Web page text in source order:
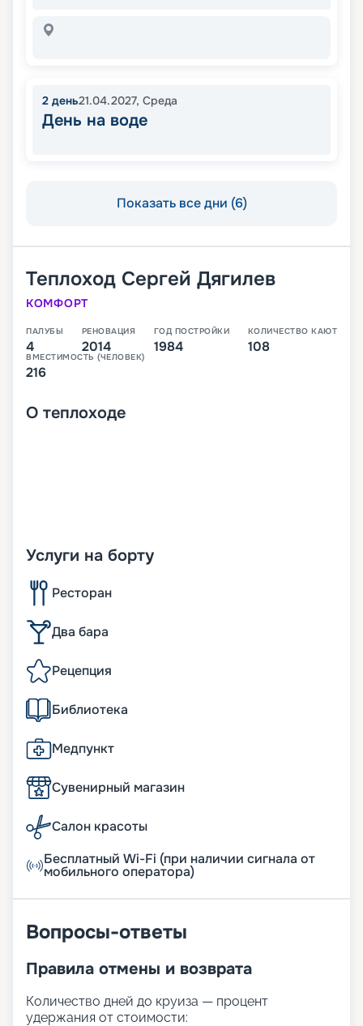
2 день21.04.2027, Среда
День на воде
Показать все дни (6)
Теплоход Сергей Дягилев
КОМФОРТ
ПАЛУБЫ
4
РЕНОВАЦИЯ
2014
ГОД ПОСТРОЙКИ
1984
КОЛИЧЕСТВО КАЮТ
108
ВМЕСТИМОСТЬ (ЧЕЛОВЕК)
216
О теплоходе
Услуги на борту
Ресторан
Два бара
Рецепция
Библиотека
Медпункт
Сувенирный магазин
Салон красоты
Бесплатный Wi-Fi (при наличии сигнала от
мобильного оператора)
Вопросы-ответы
Правила отмены и возврата
Количество дней до круиза — процент
удержания от стоимости: